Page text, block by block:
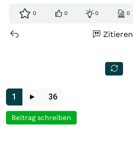
0 0 0 0
Zitieren
1 ► 36
Beitrag schreiben